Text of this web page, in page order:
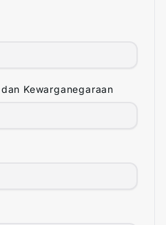
Kewarganegaraan